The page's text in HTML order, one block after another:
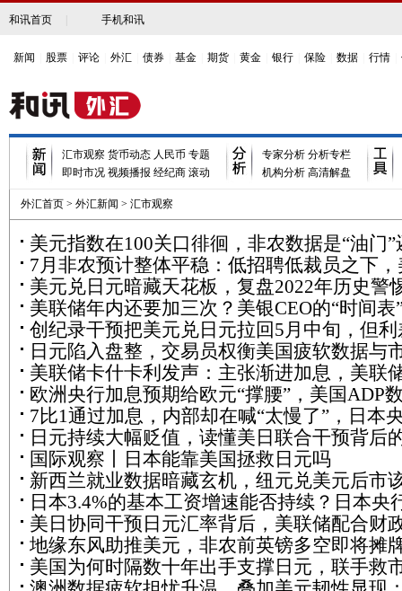
和讯首页 手机和讯
新闻 股票 评论 外汇 债券 基金 期货 黄金 银行 保险 数据 行情
汇市观察 货币动态 人民币 专题
即时市况 视频播报 经纪商 滚动
专家分析 分析专栏
机构分析 高清解盘
外汇首页 > 外汇新闻 > 汇市观察
美元指数在100关口徘徊，非农数据是“油门”
是“刹车”？
7月非农预计整体平稳：低招聘低裁员之下，
联储政策路径面临重大分叉
美元兑日元暗藏天花板，复盘2022年历史警
度回调风险
美联储年内还要加三次？美银CEO的“时间表
场敢信吗？
创纪录干预把美元兑日元拉回5月中旬，但利
没变，接下来靠什么？
日元陷入盘整，交易员权衡美国疲软数据与
情绪
美联储卡什卡利发声：主张渐进加息，美联
部政策分歧
欧洲央行加息预期给欧元“撑腰”，美国ADP
能否助推欧元上行？
7比1通过加息，内部却在喊“太慢了”，日本
纪要暴露了什么？
日元持续大幅贬值，读懂美日联合干预背后
心疑问
国际观察丨日本能靠美国拯救日元吗
新西兰就业数据暗藏玄机，纽元兑美元后市
何演绎？
日本3.4%的基本工资增速能否持续？日本央
下一步棋怎么走？
美日协同干预日元汇率背后，美联储配合财
为美国金融外交铺路
地缘东风助推美元，非农前英镑多空即将摊
美国为何时隔数十年出手支撑日元，联手救